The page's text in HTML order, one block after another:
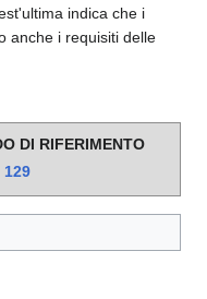
indica che i
anche i requisiti delle
DI RIFERIMENTO
129